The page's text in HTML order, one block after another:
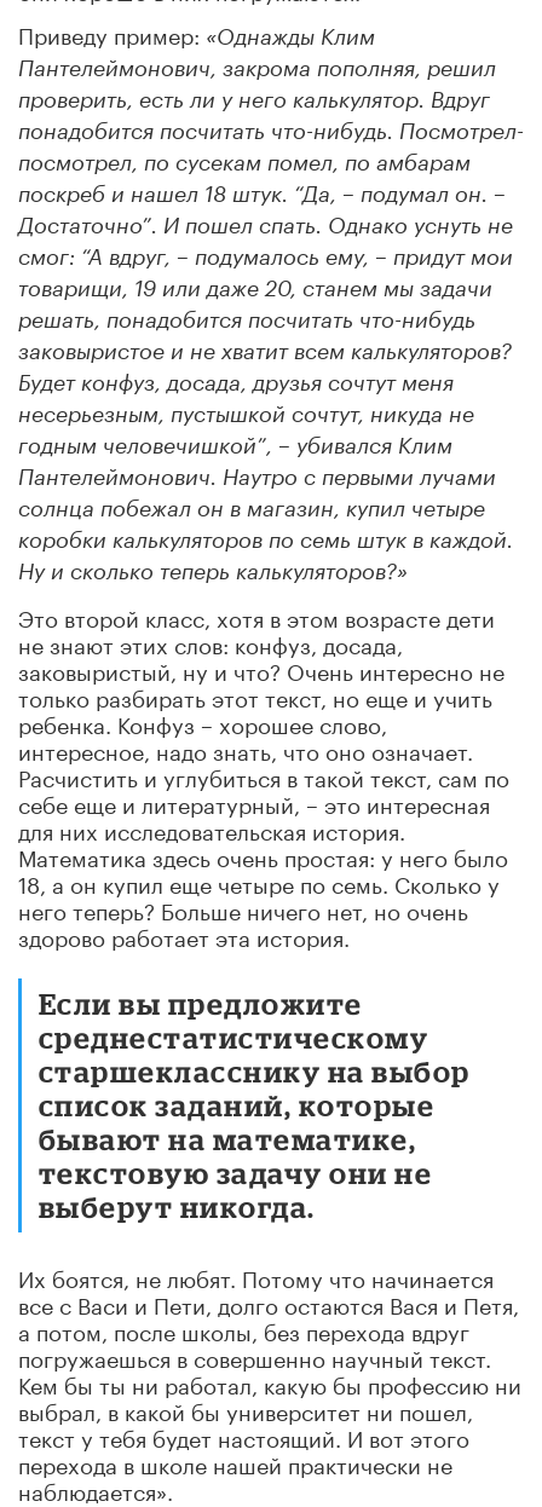
Приведу пример: «Однажды Клим
Пантелеймонович, закрома пополняя, решил
проверить, есть ли у него калькулятор. Вдруг
понадобится посчитать что-нибудь. Посмотрел-
посмотрел, по сусекам помел, по амбарам
поскреб и нашел 18 штук. “Да, – подумал он. –
Достаточно”. И пошел спать. Однако уснуть не
смог: “А вдруг, – подумалось ему, – придут мои
товарищи, 19 или даже 20, станем мы задачи
решать, понадобится посчитать что-нибудь
заковыристое и не хватит всем калькуляторов?
Будет конфуз, досада, друзья сочтут меня
несерьезным, пустышкой сочтут, никуда не
годным человечишкой”, – убивался Клим
Пантелеймонович. Наутро с первыми лучами
солнца побежал он в магазин, купил четыре
коробки калькуляторов по семь штук в каждой.
Ну и сколько теперь калькуляторов?»
Это второй класс, хотя в этом возрасте дети
не знают этих слов: конфуз, досада,
заковыристый, ну и что? Очень интересно не
только разбирать этот текст, но еще и учить
ребенка. Конфуз – хорошее слово,
интересное, надо знать, что оно означает.
Расчистить и углубиться в такой текст, сам по
себе еще и литературный, – это интересная
для них исследовательская история.
Математика здесь очень простая: у него было
18, а он купил еще четыре по семь. Сколько у
него теперь? Больше ничего нет, но очень
здорово работает эта история.
Если вы предложите
среднестатистическому
старшекласснику на выбор
список заданий, которые
бывают на математике,
текстовую задачу они не
выберут никогда.
Их боятся, не любят. Потому что начинается
все с Васи и Пети, долго остаются Вася и Петя,
а потом, после школы, без перехода вдруг
погружаешься в совершенно научный текст.
Кем бы ты ни работал, какую бы профессию ни
выбрал, в какой бы университет ни пошел,
текст у тебя будет настоящий. И вот этого
перехода в школе нашей практически не
наблюдается».